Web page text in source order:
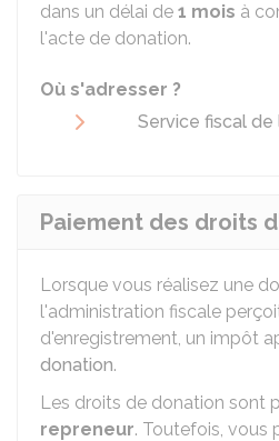
dans un délai de 1 mois à
l'acte de donation.
Où s'adresser ?
Service fiscal
Paiement des droits
Lorsque vous réalisez une
l'administration fiscale
d'enregistrement, un impôt
donation.
Les droits de donation sont
repreneur. Toutefois, vous